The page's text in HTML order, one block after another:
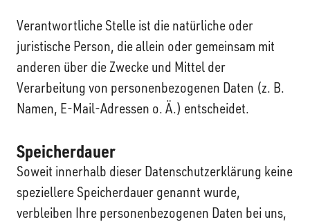
Verantwortliche Stelle ist die natürliche oder
juristische Person, die allein oder gemeinsam mit
anderen über die Zwecke und Mittel der
Verarbeitung von personenbezogenen Daten (z. B.
Namen, E-Mail-Adressen o. Ä.) entscheidet.
Speicherdauer
Soweit innerhalb dieser Datenschutzerklärung keine
speziellere Speicherdauer genannt wurde,
verbleiben Ihre personenbezogenen Daten bei uns,